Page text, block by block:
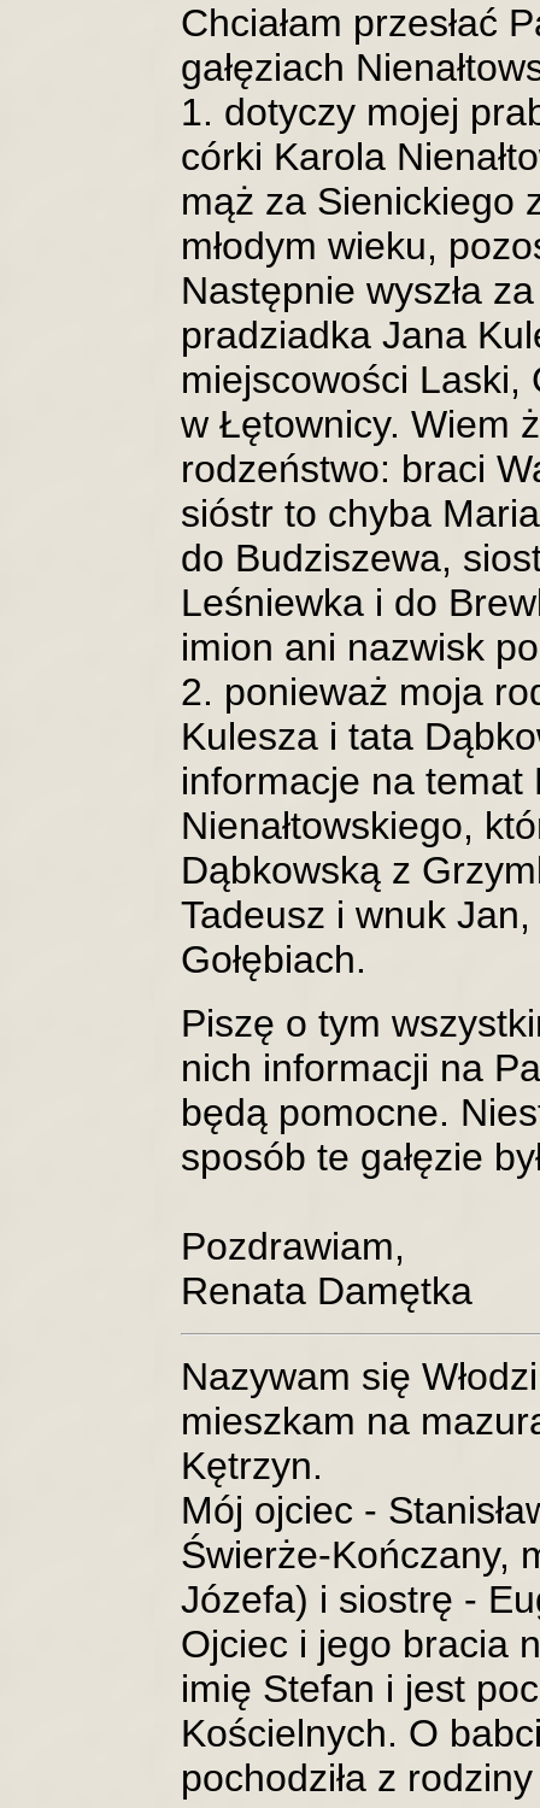
Chciałam przesłać
gałęziach
1. dotyczy mojej
córki Karola
mąż za Sienickiego
młodym wieku,
Następnie wyszła
pradziadka Jana
miejscowości Laski,
w Łętownicy. Wiem
rodzeństwo: braci
sióstr to chyba
do Budziszewa,
Leśniewka i do
imion ani nazwisk
2. ponieważ moja
Kulesza i tata
informacje na temat
Nienałtowskiego,
Dąbkowską z
Tadeusz i wnuk
Gołębiach.
Piszę o tym
nich informacji na
będą pomocne.
sposób te gałęzie
Pozdrawiam,
Renata Damętka
Nazywam się
mieszkam na
Kętrzyn.
Mój ojciec -
Świerże-Kończany,
Józefa) i siostrę -
Ojciec i jego bracia
imię Stefan i jest
Kościelnych. O
pochodziła z